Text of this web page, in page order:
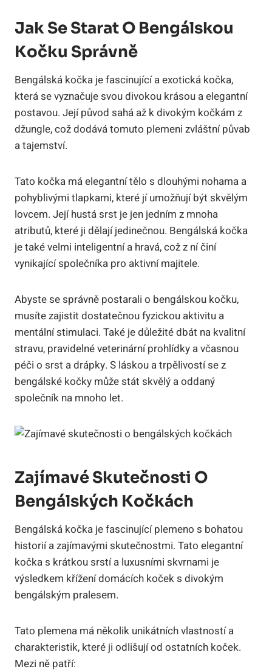
Jak Se Starat O Bengálskou
Kočku Správně
Bengálská kočka je fascinující a exotická kočka,
která se vyznačuje svou divokou krásou a elegantní
postavou. Její původ sahá až k divokým kočkám z
džungle, což dodává tomuto plemeni zvláštní půvab
a tajemství.
Tato kočka má elegantní tělo s dlouhými nohama a
pohyblivými tlapkami, které jí umožňují být skvělým
lovcem. Její hustá srst je jen jedním z mnoha
atributů, které ji dělají jedinečnou. Bengálská kočka
je také velmi inteligentní a hravá, což z ní činí
vynikající společníka pro aktivní majitele.
Abyste se správně postarali o bengálskou kočku,
musíte zajistit dostatečnou fyzickou aktivitu a
mentální stimulaci. Také je důležité dbát na kvalitní
stravu, pravidelné veterinární prohlídky a včasnou
péči o srst a drápky. S láskou a trpělivostí se z
bengálské kočky může stát skvělý a oddaný
společník na mnoho let.
Zajímavé Skutečnosti O
Bengálských Kočkách
Bengálská kočka je fascinující plemeno s bohatou
historií a zajímavými skutečnostmi. Tato elegantní
kočka s krátkou srstí a luxusními skvrnami je
výsledkem křížení domácích koček s divokým
bengálským pralesem.
Tato plemena má několik unikátních vlastností a
charakteristik, které ji odlišují od ostatních koček.
Mezi ně patří: